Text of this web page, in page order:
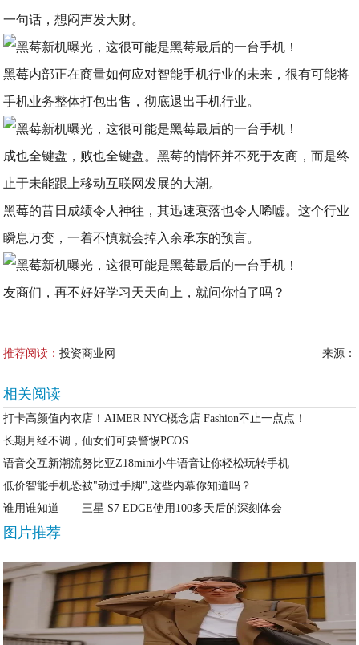
一句话，想闷声发大财。
黑莓内部正在商量如何应对智能手机行业的未来，很有可能将
手机业务整体打包出售，彻底退出手机行业。
成也全键盘，败也全键盘。黑莓的情怀并不死于友商，而是终
止于未能跟上移动互联网发展的大潮。
黑莓的昔日成绩令人神往，其迅速衰落也令人唏嘘。这个行业
瞬息万变，一着不慎就会掉入余承东的预言。
友商们，再不好好学习天天向上，就问你怕了吗？
推荐阅读：投资商业网 来源：
相关阅读
打卡高颜值内衣店！AIMER NYC概念店 Fashion不止一点点！
长期月经不调，仙女们可要警惕PCOS
语音交互新潮流努比亚Z18mini小牛语音让你轻松玩转手机
低价智能手机恐被"动过手脚",这些内幕你知道吗？
谁用谁知道——三星 S7 EDGE使用100多天后的深刻体会
图片推荐